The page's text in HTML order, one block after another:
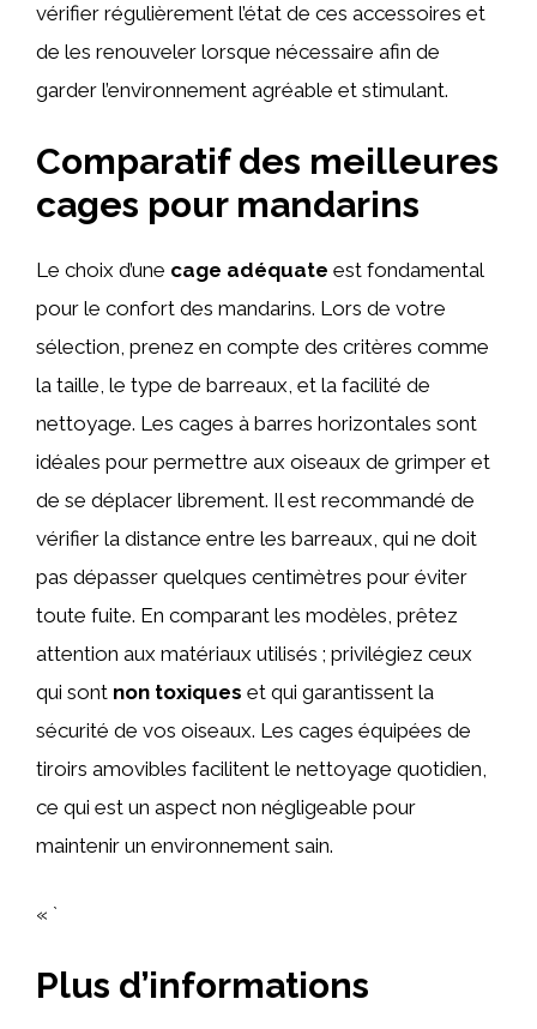
vérifier régulièrement l’état de ces accessoires et
de les renouveler lorsque nécessaire afin de
garder l’environnement agréable et stimulant.
Comparatif des meilleures
cages pour mandarins
Le choix d’une cage adéquate est fondamental
pour le confort des mandarins. Lors de votre
sélection, prenez en compte des critères comme
la taille, le type de barreaux, et la facilité de
nettoyage. Les cages à barres horizontales sont
idéales pour permettre aux oiseaux de grimper et
de se déplacer librement. Il est recommandé de
vérifier la distance entre les barreaux, qui ne doit
pas dépasser quelques centimètres pour éviter
toute fuite. En comparant les modèles, prêtez
attention aux matériaux utilisés ; privilégiez ceux
qui sont non toxiques et qui garantissent la
sécurité de vos oiseaux. Les cages équipées de
tiroirs amovibles facilitent le nettoyage quotidien,
ce qui est un aspect non négligeable pour
maintenir un environnement sain.
« `
Plus d’informations